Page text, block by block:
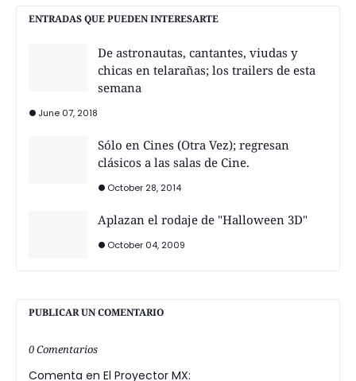
ENTRADAS QUE PUEDEN INTERESARTE
De astronautas, cantantes, viudas y
chicas en telarañas; los trailers de esta
semana
June 07, 2018
Sólo en Cines (Otra Vez); regresan
clásicos a las salas de Cine.
October 28, 2014
Aplazan el rodaje de "Halloween 3D"
October 04, 2009
PUBLICAR UN COMENTARIO
0 Comentarios
Comenta en El Proyector MX: